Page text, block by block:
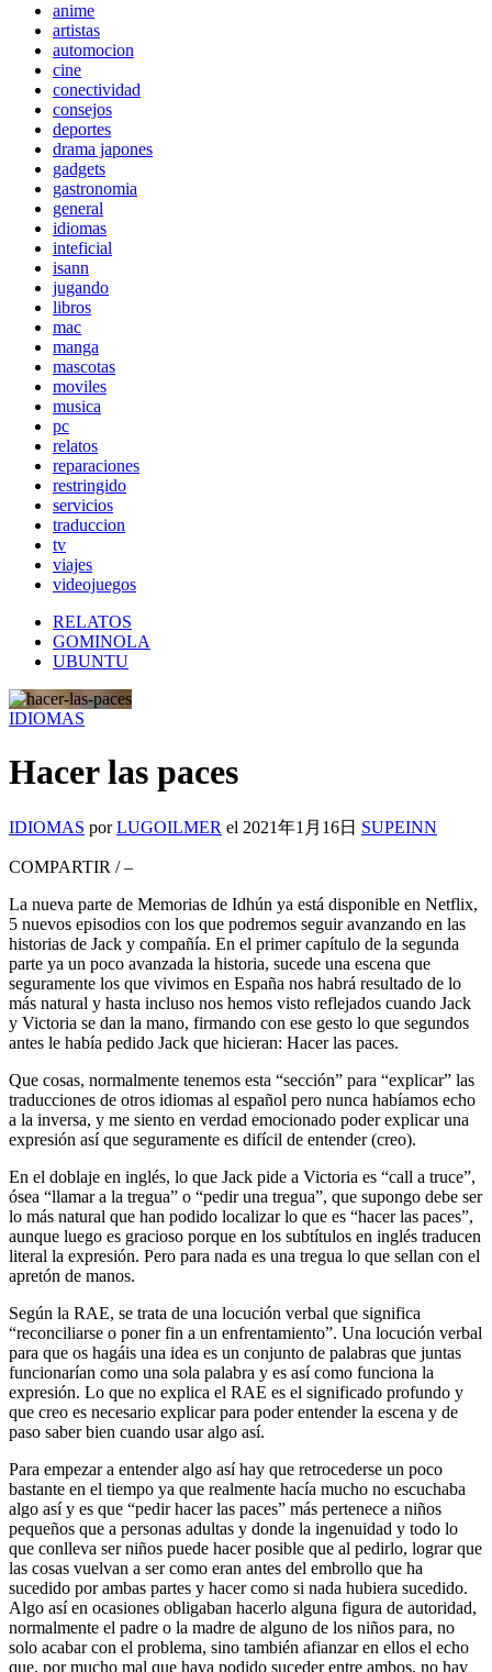
anime
artistas
automocion
cine
conectividad
consejos
deportes
drama japones
gadgets
gastronomia
general
idiomas
inteficial
isann
jugando
libros
mac
manga
mascotas
moviles
musica
pc
relatos
reparaciones
restringido
servicios
traduccion
tv
viajes
videojuegos
RELATOS
GOMINOLA
UBUNTU
IDIOMAS
Hacer las paces
IDIOMAS por LUGOILMER el 2021年1月16日 SUPEINN
COMPARTIR / –
La nueva parte de Memorias de Idhún ya está disponible en Netflix,
5 nuevos episodios con los que podremos seguir avanzando en las
historias de Jack y compañía. En el primer capítulo de la segunda
parte ya un poco avanzada la historia, sucede una escena que
seguramente los que vivimos en España nos habrá resultado de lo
más natural y hasta incluso nos hemos visto reflejados cuando Jack
y Victoria se dan la mano, firmando con ese gesto lo que segundos
antes le había pedido Jack que hicieran: Hacer las paces.
Que cosas, normalmente tenemos esta “sección” para “explicar” las
traducciones de otros idiomas al español pero nunca habíamos echo
a la inversa, y me siento en verdad emocionado poder explicar una
expresión así que seguramente es difícil de entender (creo).
En el doblaje en inglés, lo que Jack pide a Victoria es “call a truce”,
ósea “llamar a la tregua” o “pedir una tregua”, que supongo debe ser
lo más natural que han podido localizar lo que es “hacer las paces”,
aunque luego es gracioso porque en los subtítulos en inglés traducen
literal la expresión. Pero para nada es una tregua lo que sellan con el
apretón de manos.
Según la RAE, se trata de una locución verbal que significa
“reconciliarse o poner fin a un enfrentamiento”. Una locución verbal
para que os hagáis una idea es un conjunto de palabras que juntas
funcionarían como una sola palabra y es así como funciona la
expresión. Lo que no explica el RAE es el significado profundo y
que creo es necesario explicar para poder entender la escena y de
paso saber bien cuando usar algo así.
Para empezar a entender algo así hay que retrocederse un poco
bastante en el tiempo ya que realmente hacía mucho no escuchaba
algo así y es que “pedir hacer las paces” más pertenece a niños
pequeños que a personas adultas y donde la ingenuidad y todo lo
que conlleva ser niños puede hacer posible que al pedirlo, lograr que
las cosas vuelvan a ser como eran antes del embrollo que ha
sucedido por ambas partes y hacer como si nada hubiera sucedido.
Algo así en ocasiones obligaban hacerlo alguna figura de autoridad,
normalmente el padre o la madre de alguno de los niños para, no
solo acabar con el problema, sino también afianzar en ellos el echo
que, por mucho mal que haya podido suceder entre ambos, no hay